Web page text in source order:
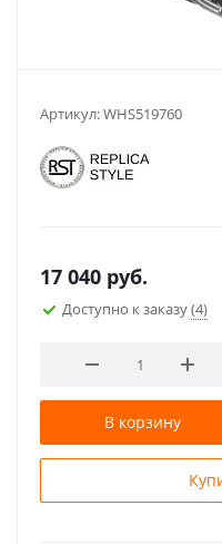
Артикул:WHS519760
17 040 руб.
Доступно к заказу(4)
В корзину